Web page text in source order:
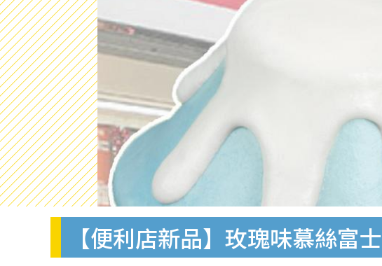
【便利店新品】玫瑰味慕絲富